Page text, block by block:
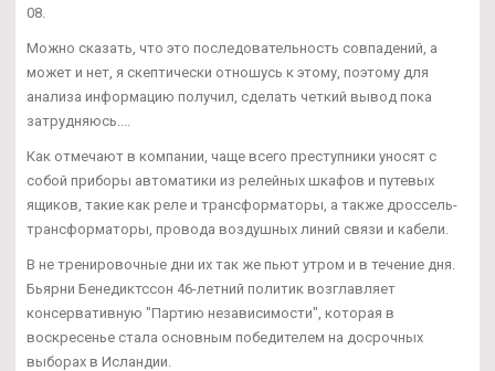
08.
Можно сказать, что это последовательность совпадений, а
может и нет, я скептически отношусь к этому, поэтому для
анализа информацию получил, сделать четкий вывод пока
затрудняюсь....
Как отмечают в компании, чаще всего преступники уносят с
собой приборы автоматики из релейных шкафов и путевых
ящиков, такие как реле и трансформаторы, а также дроссель-
трансформаторы, провода воздушных линий связи и кабели.
В не тренировочные дни их так же пьют утром и в течение дня.
Бьярни Бенедиктссон 46-летний политик возглавляет
консервативную "Партию независимости", которая в
воскресенье стала основным победителем на досрочных
выборах в Исландии.